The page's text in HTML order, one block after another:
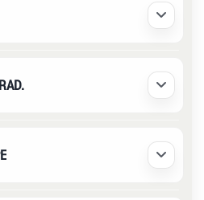
Déplier
Déplier
Déplier